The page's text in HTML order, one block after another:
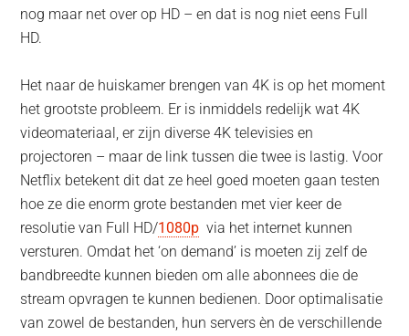
nog maar net over op HD – en dat is nog niet eens Full
HD.
Het naar de huiskamer brengen van 4K is op het moment
het grootste probleem. Er is inmiddels redelijk wat 4K
videomateriaal, er zijn diverse 4K televisies en
projectoren – maar de link tussen die twee is lastig. Voor
Netflix betekent dit dat ze heel goed moeten gaan testen
hoe ze die enorm grote bestanden met vier keer de
resolutie van Full HD/1080p via het internet kunnen
versturen. Omdat het ‘on demand’ is moeten zij zelf de
bandbreedte kunnen bieden om alle abonnees die de
stream opvragen te kunnen bedienen. Door optimalisatie
van zowel de bestanden, hun servers èn de verschillende